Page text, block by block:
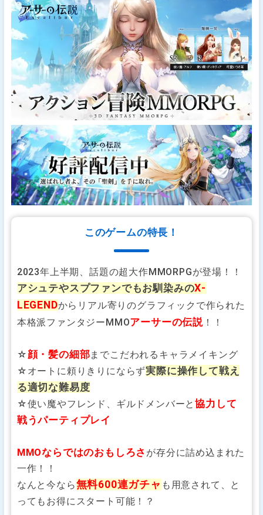
このゲームの特長！
2023年上半期、話題の超大作MMORPGが登場！！
アシュテやスプファンでもお馴染みのX‐
LEGENDからリアル寄りのグラフィックで作られた
本格派ファンタジーMMOアーサーの伝説！！
☆ 顔・髪の細部までこだわれるキャラメイキング
☆オートに頼りきりにならず実際に操作して戦え
る適切な難易度
☆使い魔やフレンド、ギルドメンバーと協力して
戦うパーティプレイ
MMOならではのおもしろさ が存分に詰め込まれた
一作！！
なんと今なら無料600連ガチャ も用意されて、と
ってもお得にスタート可能！？